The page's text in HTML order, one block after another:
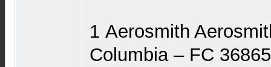
1 Aerosmith
Columbia ‎– FC 36865